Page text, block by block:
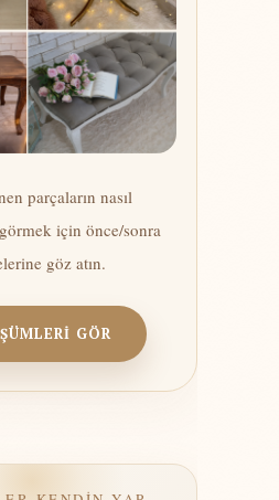
parçaların nasıl
için önce/sonra
göz atın.
GÖR